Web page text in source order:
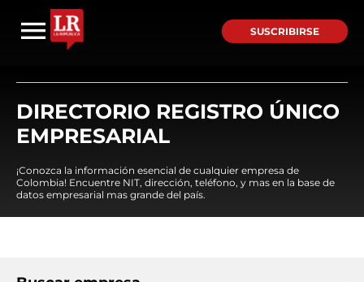
SUSCRIBIRSE
DIRECTORIO REGISTRO ÚNICO
EMPRESARIAL
¡Conozca la información esencial de cualquier empresa de
Colombia! Encuentre NIT, dirección, teléfono, y mas en la base de
datos empresarial mas grande del país.